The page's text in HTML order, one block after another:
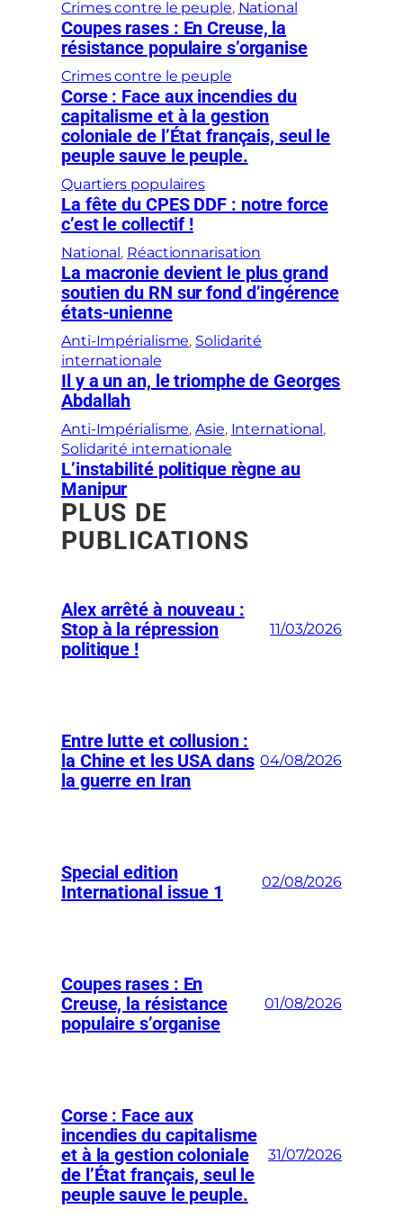
Crimes contre le peuple, National
Coupes rases : En Creuse, la
résistance populaire s’organise
Crimes contre le peuple
Corse : Face aux incendies du
capitalisme et à la gestion
coloniale de l’État français, seul le
peuple sauve le peuple.
Quartiers populaires
La fête du CPES DDF : notre force
c’est le collectif !
National, Réactionnarisation
La macronie devient le plus grand
soutien du RN sur fond d’ingérence
états-unienne
Anti-Impérialisme, Solidarité
internationale
Il y a un an, le triomphe de Georges
Abdallah
Anti-Impérialisme, Asie, International
Solidarité internationale
L’instabilité politique règne au
Manipur
PLUS DE
PUBLICATIONS
Alex arrêté à nouveau :
Stop à la répression
politique !
11/03/2026
Entre lutte et collusion :
la Chine et les USA dans
la guerre en Iran
04/08/2026
Special edition
International issue 1
02/08/2026
Coupes rases : En
Creuse, la résistance
populaire s’organise
01/08/2026
Corse : Face aux
incendies du capitalisme
et à la gestion coloniale
de l’État français, seul le
peuple sauve le peuple.
31/07/2026